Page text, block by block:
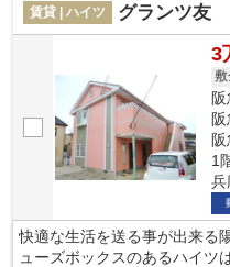
賃貸 | ハイツ グランツ友
3
1
兵
快適な生活を送る事が出来る
ューズボックスのあるハイツ